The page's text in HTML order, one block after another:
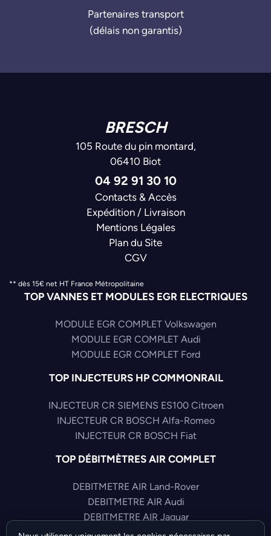
Partenaires transport
(délais non garantis)
BRESCH
105 Route du pin montard,
06410 Biot
04 92 91 30 10
Contacts & Accès
Expédition / Livraison
Mentions Légales
Plan du Site
CGV
** dès 15€ net HT France Métropolitaine
TOP VANNES ET MODULES EGR ELECTRIQUES
MODULE EGR COMPLET Volkswagen
MODULE EGR COMPLET Audi
MODULE EGR COMPLET Ford
TOP INJECTEURS HP COMMONRAIL
INJECTEUR CR SIEMENS ES100 Citroen
INJECTEUR CR BOSCH Alfa-Romeo
INJECTEUR CR BOSCH Fiat
TOP DÉBITMÈTRES AIR COMPLET
DEBITMETRE AIR Land-Rover
DEBITMETRE AIR Audi
DEBITMETRE AIR Jaguar